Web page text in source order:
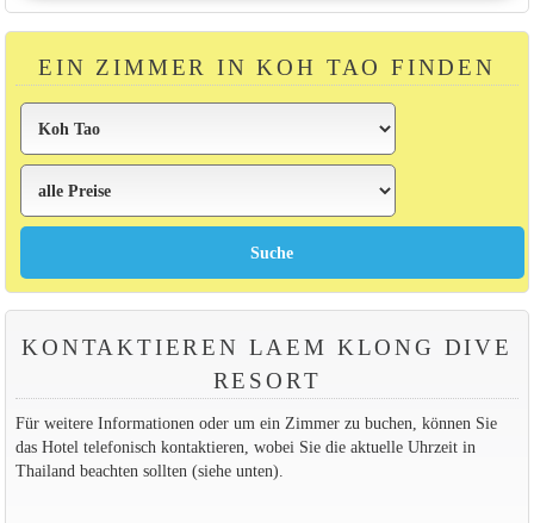
EIN ZIMMER IN KOH TAO FINDEN
KONTAKTIEREN LAEM KLONG DIVE
RESORT
Für weitere Informationen oder um ein Zimmer zu buchen, können Sie
das Hotel telefonisch kontaktieren, wobei Sie die aktuelle Uhrzeit in
Thailand beachten sollten (siehe unten).